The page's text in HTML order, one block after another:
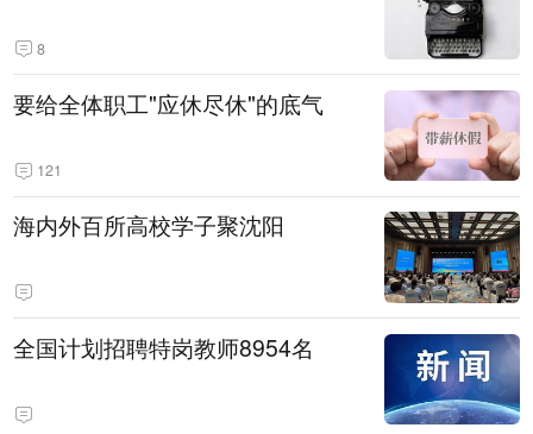
8
要给全体职工"应休尽休"的底气
121
海内外百所高校学子聚沈阳
全国计划招聘特岗教师8954名